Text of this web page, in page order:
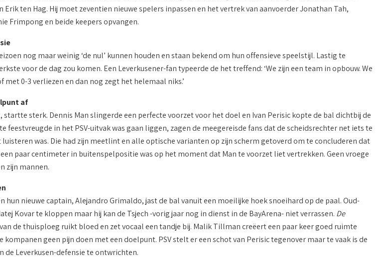
ten Hag. Hij moet zeventien nieuwe spelers inpassen en het vertrek van aanvoerder Jonathan Tah,
Frimpong en beide keepers opvangen.
nog maar weinig ‘de nul’ kunnen houden en staan bekend om hun offensieve speelstijl. Lastig te
voor de dag zou komen. Een Leverkusener-fan typeerde de het treffend: ‘We zijn een team in opbouw. We
met 0-3 verliezen en dan nog zegt het helemaal niks.’
af
startte sterk. Dennis Man slingerde een perfecte voorzet voor het doel en Ivan Perisic kopte de bal dichtbij de
feestvreugde in het PSV-uitvak was gaan liggen, zagen de meegereisde fans dat de scheidsrechter net iets te
luisteren was. Die had zijn meetlint en alle optische varianten op zijn scherm getoverd om te concluderen dat
paar centimeter in buitenspelpositie was op het moment dat Man te voorzet liet vertrekken. Geen vroege
zijn mannen.
hun nieuwe captain, Alejandro Grimaldo, jast de bal vanuit een moeilijke hoek snoeihard op de paal. Oud-
Kovar te kloppen maar hij kan de Tsjech -vorig jaar nog in dienst in de BayArena- niet verrassen. De
de thuisploeg ruikt bloed en zet vocaal een tandje bij. Malik Tillman creëert een paar keer goed ruimte
kompanen geen pijn doen met een doelpunt. PSV stelt er een schot van Perisic tegenover maar te vaak is de
de Leverkusen-defensie te ontwrichten.